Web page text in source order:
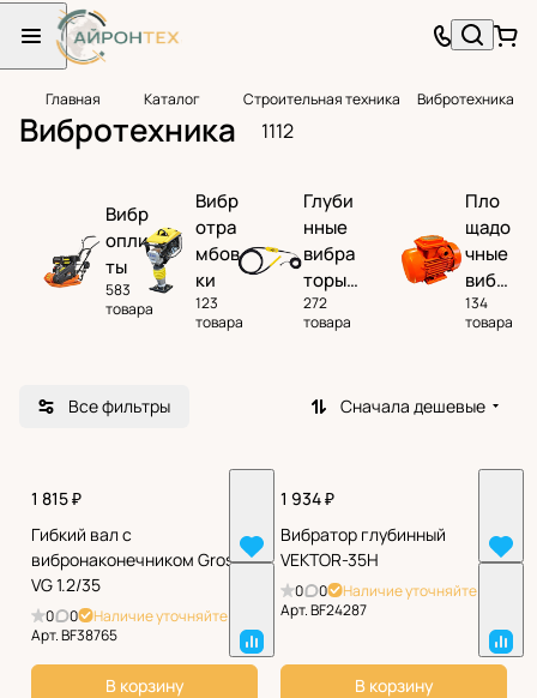
Главная Каталог Строительная техника Вибротехника
Вибротехника 1112
Вибр
опли
ты
583
товара
Вибр
отра
мбов
ки
123
товара
Глуби
нные
вибра
торы
для
бетон
272
товара
Пло
щадо
чные
вибр
атор
ы
134
товара
Все фильтры Сначала дешевые
1 815 ₽
Гибкий вал с
вибронаконечником Grost
VG 1.2/35
0 0
Наличие уточняйте
Арт.BF38765
В корзину
1 934 ₽
Вибратор глубинный
VEKTOR-35H
0 0
Наличие уточняйте
Арт.BF24287
В корзину